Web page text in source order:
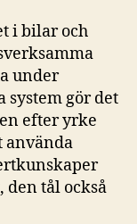
i bilar och
under
system gör det
efter yrke
använda
tål också